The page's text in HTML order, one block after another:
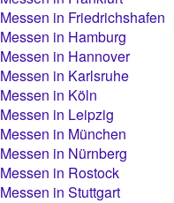
Messen in Friedrichshafen
Messen in Hamburg
Messen in Hannover
Messen in Karlsruhe
Messen in Köln
Messen in Leipzig
Messen in München
Messen in Nürnberg
Messen in Rostock
Messen in Stuttgart